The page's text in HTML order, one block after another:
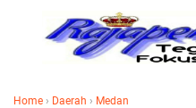
Home › Daerah › Medan